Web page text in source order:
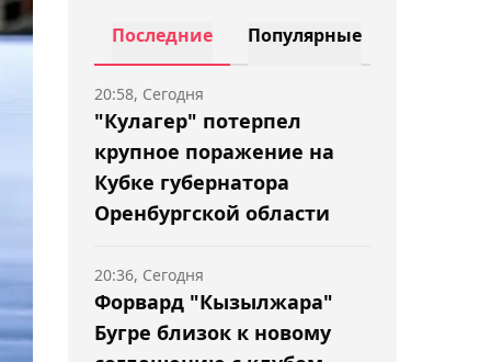
Последние Популярные
"Кулагер" потерпел
крупное поражение на
Кубке губернатора
Оренбургской области
20:58, Сегодня
Форвард "Кызылжара"
Бугре близок к новому
20:36, Сегодня